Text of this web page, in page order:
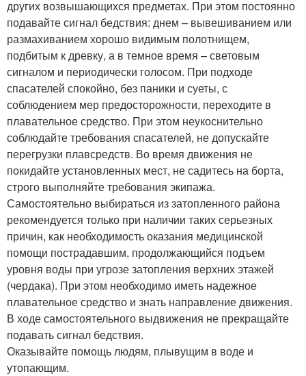
других возвышающихся предметах. При этом постоянно
подавайте сигнал бедствия: днем – вывешиванием или
размахиванием хорошо видимым полотнищем,
подбитым к древку, а в темное время – световым
сигналом и периодически голосом. При подходе
спасателей спокойно, без паники и суеты, с
соблюдением мер предосторожности, переходите в
плавательное средство. При этом неукоснительно
соблюдайте требования спасателей, не допускайте
перегрузки плавсредств. Во время движения не
покидайте установленных мест, не садитесь на борта,
строго выполняйте требования экипажа.
Самостоятельно выбираться из затопленного района
рекомендуется только при наличии таких серьезных
причин, как необходимость оказания медицинской
помощи пострадавшим, продолжающийся подъем
уровня воды при угрозе затопления верхних этажей
(чердака). При этом необходимо иметь надежное
плавательное средство и знать направление движения.
В ходе самостоятельного выдвижения не прекращайте
подавать сигнал бедствия.
Оказывайте помощь людям, плывущим в воде и
утопающим.